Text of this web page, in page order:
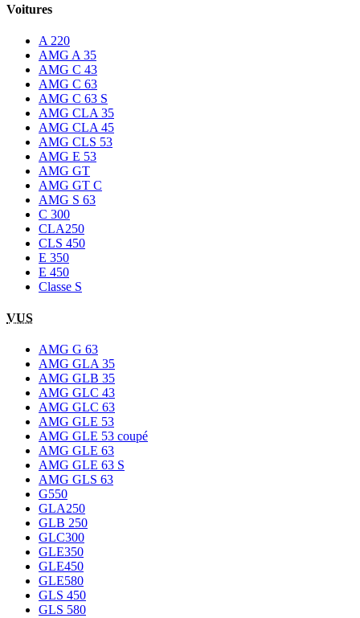
Voitures
A 220
AMG A 35
AMG C 43
AMG C 63
AMG C 63 S
AMG CLA 35
AMG CLA 45
AMG CLS 53
AMG E 53
AMG GT
AMG GT C
AMG S 63
C 300
CLA250
CLS 450
E 350
E 450
Classe S
VUS
AMG G 63
AMG GLA 35
AMG GLB 35
AMG GLC 43
AMG GLC 63
AMG GLE 53
AMG GLE 53 coupé
AMG GLE 63
AMG GLE 63 S
AMG GLS 63
G550
GLA250
GLB 250
GLC300
GLE350
GLE450
GLE580
GLS 450
GLS 580